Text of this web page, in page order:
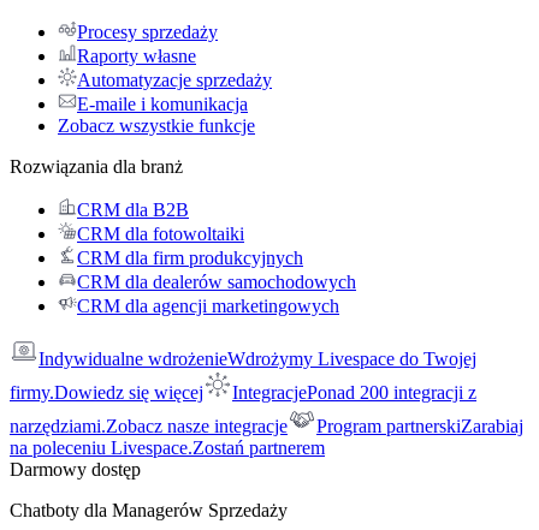
Procesy sprzedaży
Raporty własne
Automatyzacje sprzedaży
E-maile i komunikacja
Zobacz wszystkie funkcje
Rozwiązania dla branż
CRM dla B2B
CRM dla fotowoltaiki
CRM dla firm produkcyjnych
CRM dla dealerów samochodowych
CRM dla agencji marketingowych
Indywidualne wdrożenieWdrożymy Livespace do Twojej
firmy.Dowiedz się więcej IntegracjePonad 200 integracji z
narzędziami.Zobacz nasze integracje Program partnerskiZarabiaj
na poleceniu Livespace.Zostań partnerem
Darmowy dostęp
Chatboty dla Managerów Sprzedaży